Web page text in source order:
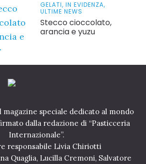
GELATI, IN EVIDENZA,
ULTIME NEWS
Stecco cioccolato,
arancia e yuzu
magazine speciale dedicato al mondo
dalla redazione di “Pasticceria
Internazionale”.
responsabile Livia Chiriotti
Quaglia, Lucilla Cremoni, Salvatore